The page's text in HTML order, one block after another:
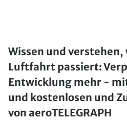
Wissen und verstehen,
Luftfahrt passiert:
Entwicklung mehr -
und kostenlosen und
von aeroTELEGRAPH